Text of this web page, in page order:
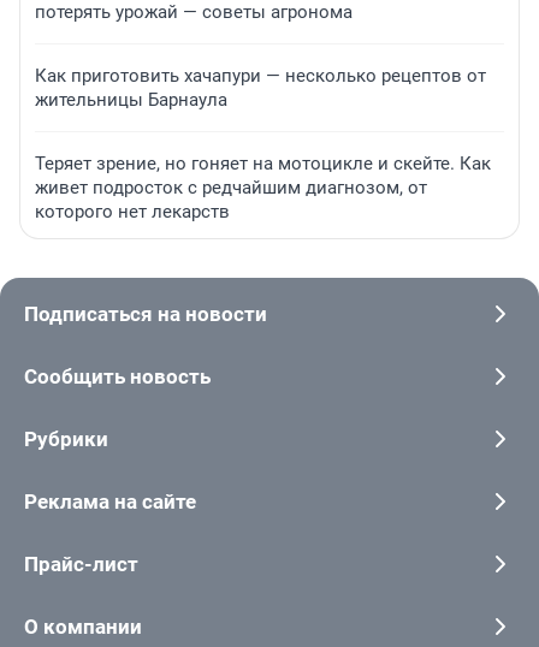
потерять урожай — советы агронома
Как приготовить хачапури — несколько рецептов от
жительницы Барнаула
Теряет зрение, но гоняет на мотоцикле и скейте. Как
живет подросток с редчайшим диагнозом, от
которого нет лекарств
Подписаться на новости
Сообщить новость
Рубрики
Реклама на сайте
Прайс-лист
О компании